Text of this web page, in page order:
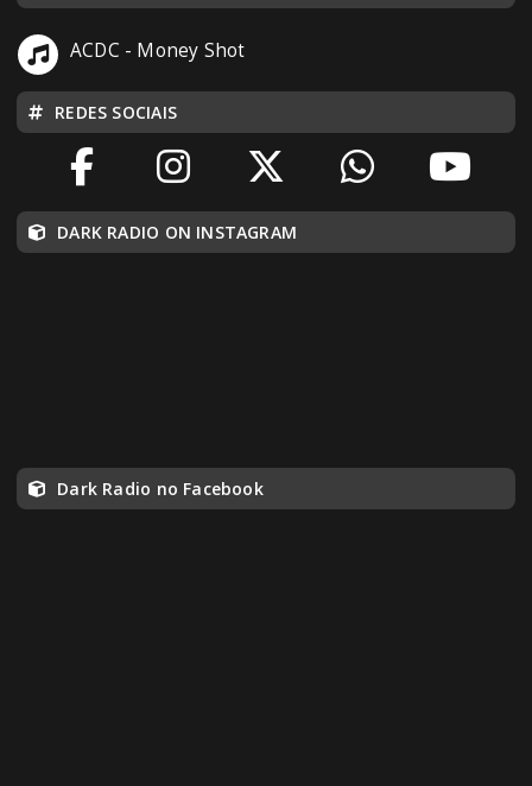
ACDC - Money Shot
REDES SOCIAIS
DARK RADIO ON INSTAGRAM
Dark Radio no Facebook